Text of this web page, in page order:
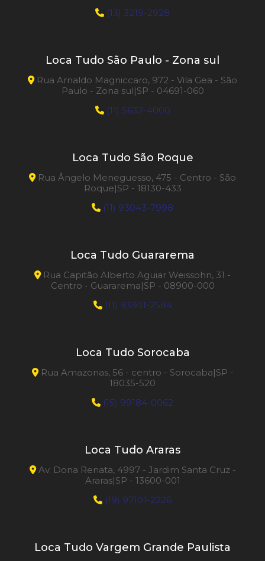
(13) 3219-2928
Loca Tudo São Paulo - Zona sul
Rua Arnaldo Magniccaro, 972 - Vila Gea - São
Paulo - Zona sul|SP - 04691-060
(11) 5632-4000
Loca Tudo São Roque
Rua Ângelo Meneguesso, 475 - Centro - São
Roque|SP - 18130-433
(11) 93043-7998
Loca Tudo Guararema
Rua Capitão Alberto Aguiar Weissohn, 31 -
Centro - Guararema|SP - 08900-000
(11) 93931-2584
Loca Tudo Sorocaba
Rua Amazonas, 56 - centro - Sorocaba|SP -
18035-520
(15) 99184-0062
Loca Tudo Araras
Av. Dona Renata, 4997 - Jardim Santa Cruz -
Araras|SP - 13600-001
(19) 97101-2226
Loca Tudo Vargem Grande Paulista